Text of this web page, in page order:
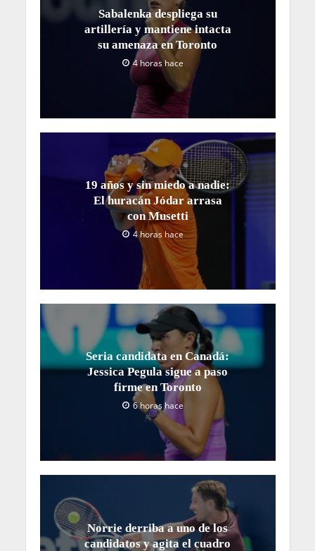
Sabalenka despliega su
artillería y mantiene intacta
su amenaza en Toronto
4 horas hace
19 años y sin miedo a nadie:
El huracán Jódar arrasa
con Musetti
4 horas hace
Seria candidata en Canadá:
Jessica Pegula sigue a paso
firme en Toronto
6 horas hace
Norrie derriba a uno de los
candidatos y agita el cuadro